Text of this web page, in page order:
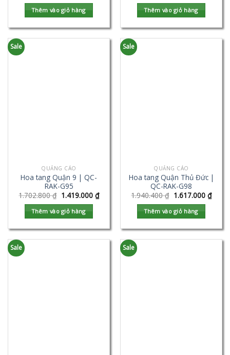
Thêm vào giỏ hàng Thêm vào giỏ hàng
Sale
QUẢNG CÁO
Hoa tang Quận 9 | QC-
RAK-G95
1.702.800₫ 1.419.000 ₫
Thêm vào giỏ hàng
Sale
QUẢNG CÁO
Hoa tang Quận Thủ Đức |
QC-RAK-G98
1.940.400₫ 1.617.000 ₫
Thêm vào giỏ hàng
Sale Sale